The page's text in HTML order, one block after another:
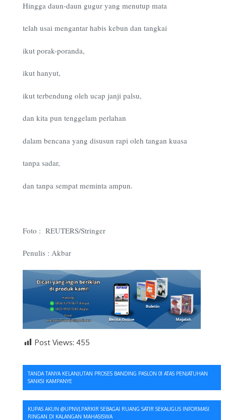
Hingga daun-daun gugur yang menutup mata
telah usai mengantar habis kebun dan tangkai
ikut porak-poranda,
ikut hanyut,
ikut terbendung oleh ucap janji palsu,
dan kita pun tenggelam perlahan
dalam bencana yang disusun rapi oleh tangan kuasa
tanpa sadar,
dan tanpa sempat meminta ampun.
Foto : REUTERS/Stringer
Penulis : Akbar
Post Views: 455
Navigasi
pos
TANDA TANYA KELANJUTAN PROSES BANDING PASLON 01 ATAS PENJATUHAN
SANKSI KAMPANYE
KUPAS AKUN @UPNVJ.PARKIR SEBAGAI RUANG SATIR SEKALIGUS INFORMASI
RINGAN DI KALANGAN MAHASISWA